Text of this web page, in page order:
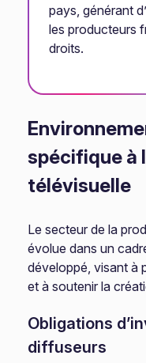
pays, générant
les producteurs
droits.
spécifique à
télévisuelle
Le secteur de la
évolue dans un
développé, visant à
et à soutenir la
Obligations
diffuseurs